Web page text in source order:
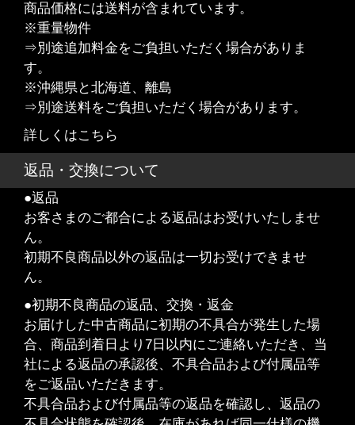
商品価格には送料が含まれています。
※重量物件
⇒別途追加料金をご負担いただく場合がありま
す。
※沖縄県と北海道、離島
⇒別途送料をご負担いただく場合があります。
詳しくはこちら
返品・交換について
●返品
お客さまのご都合による返品はお受けいたしませ
ん。
初期不良商品以外の返品は一切お受けできませ
ん。
●初期不良商品の返品、交換・返金
お届けした中古商品に初期の不具合が発生した場
合、商品到着日より7日以内にご連絡いただき、当
社による返品の承認後、不具合品および付属品等
をご返品いただきます。
不具合品および付属品等の返品を確認し、返品の